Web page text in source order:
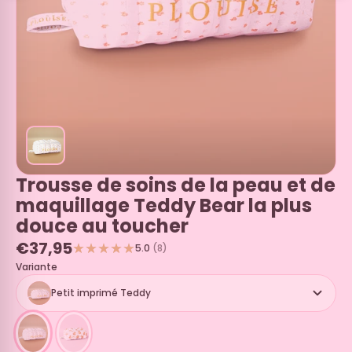
Trousse de soins de la peau et de
maquillage Teddy Bear la plus
douce au toucher
€37,95 5.0 (8)
Variante
Petit imprimé Teddy